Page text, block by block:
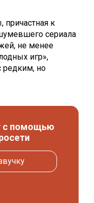
причастная к
сериала
не менее
игр»,
редким, но
с помощью